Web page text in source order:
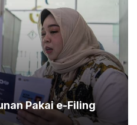
Pakai e-Filing